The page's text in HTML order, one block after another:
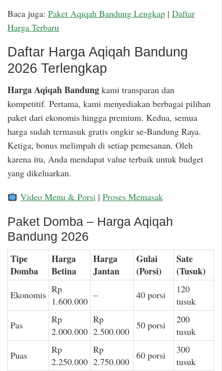
Baca juga: Paket Aqiqah Bandung Lengkap | Daftar
Harga Terbaru
Daftar Harga Aqiqah Bandung
2026 Terlengkap
Harga Aqiqah Bandung kami transparan dan
kompetitif. Pertama, kami menyediakan berbagai pilihan
paket dari ekonomis hingga premium. Kedua, semua
harga sudah termasuk gratis ongkir se-Bandung Raya.
Ketiga, bonus melimpah di setiap pemesanan. Oleh
karena itu, Anda mendapat value terbaik untuk budget
yang dikeluarkan.
Video Menu & Porsi| Proses Memasak
Paket Domba – Harga Aqiqah
Bandung 2026
Tipe
Domba
Harga
Betina
Harga
Jantan
Gulai
(Porsi)
Sate
(Tusuk)
Ekonomis Rp
1.600.000
– 40 porsi
120
tusuk
Pas
Rp
2.000.000
Rp
2.500.000
50 porsi
200
tusuk
Puas
Rp
2.250.000
Rp
2.750.000
60 porsi
300
tusuk